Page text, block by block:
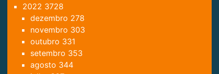
2022 3728
dezembro 278
novembro 303
outubro 331
setembro 353
agosto 344